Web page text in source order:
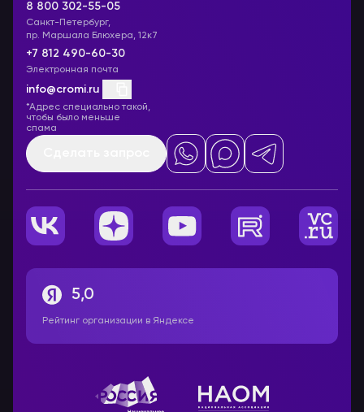
8 800 302-55-05
Санкт-Петербург,
пр. Маршала Блюхера, 12к7
+7 812 490-60-30
Электронная почта
info@cromi.ru
*Адрес специально такой,
чтобы было меньше
спама
5,0
Рейтинг организации в Яндексе